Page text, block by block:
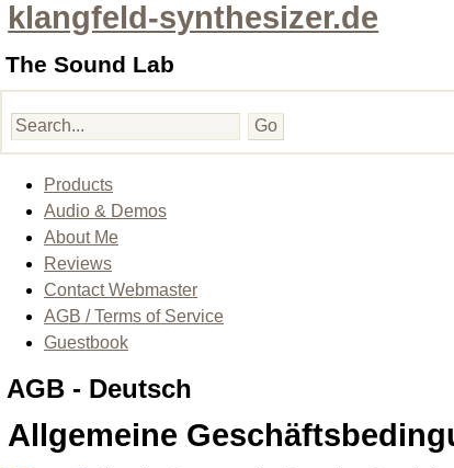
klangfeld-synthesizer.de
The Sound Lab
Products
Audio & Demos
About Me
Reviews
Contact Webmaster
AGB / Terms of Service
Guestbook
AGB - Deutsch
Allgemeine